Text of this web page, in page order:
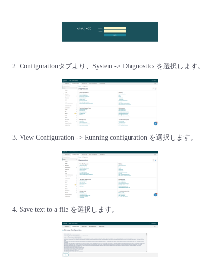
すべてのメニューを見る
■ 基本構築ガイド
- クラウド / サーバー
- Flexible InterConnect
- Flexible Remote Access
- ITインフラストラクチャー
Configurationタブより、System -> Diagnostics を選択します。
View Configuration -> Running configuration を選択します。
Save text to a file を選択します。